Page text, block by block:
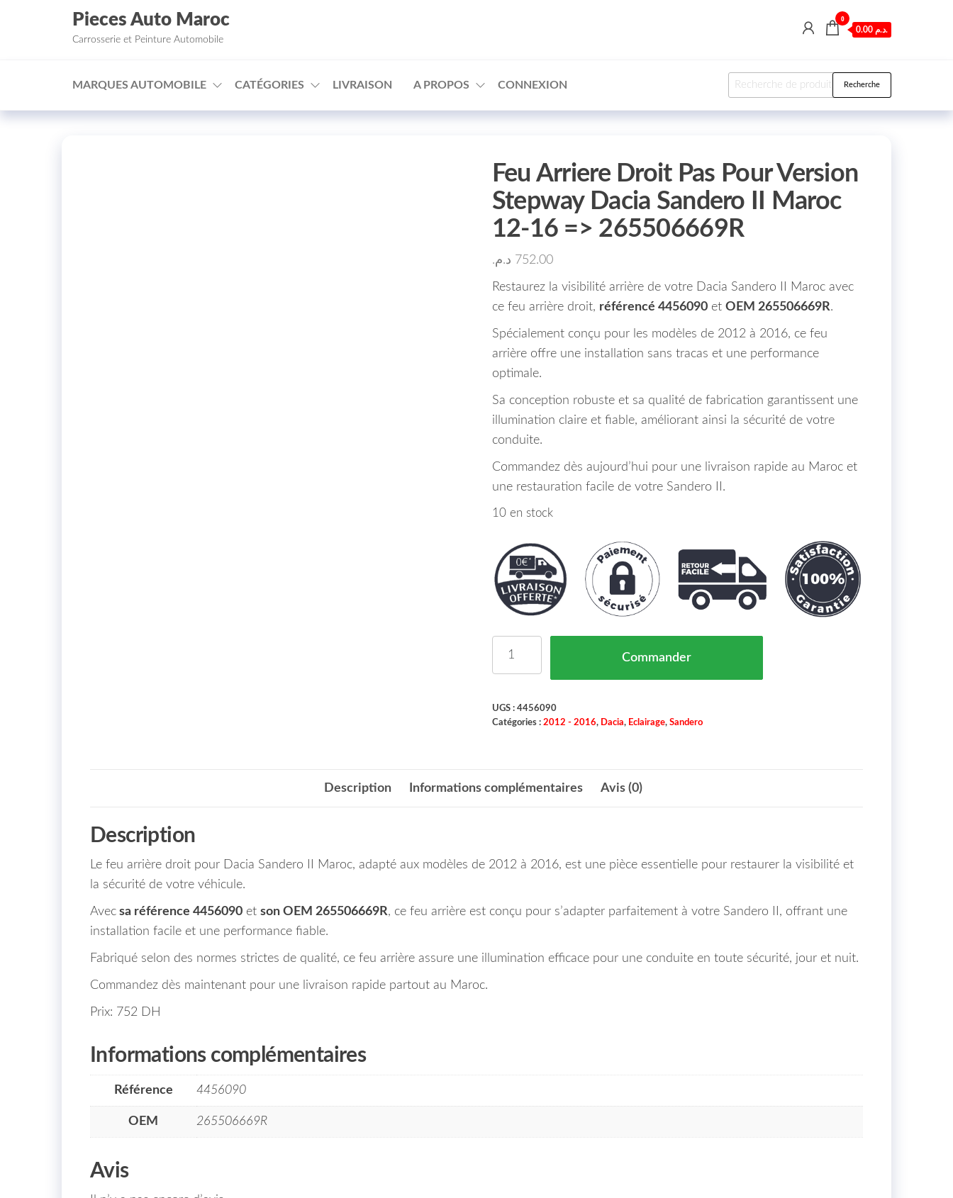
□
Aller au contenu
Pieces Auto Maroc
Carrosserie et Peinture Automobile
0
0.00 د.م.
MARQUES AUTOMOBILE CATÉGORIES LIVRAISON A PROPOS CONNEXION Recherche pour : Recherche
Feu Arriere Droit Pas Pour Version
Stepway Dacia Sandero II Maroc
12-16 => 265506669R
752.00 د.م.
Restaurez la visibilité arrière de votre Dacia Sandero II Maroc avec
ce feu arrière droit, référencé 4456090et OEM 265506669R.
Spécialement conçu pour les modèles de 2012 à 2016, ce feu
arrière offre une installation sans tracas et une performance
optimale.
Sa conception robuste et sa qualité de fabrication garantissent une
illumination claire et fiable, améliorant ainsi la sécurité de votre
conduite.
Commandez dès aujourd’hui pour une livraison rapide au Maroc et
une restauration facile de votre Sandero II.
10 en stock
Commander
UGS : 4456090
Catégories : 2012 - 2016, Dacia, Eclairage, Sandero
Description Informations complémentaires Avis (0)
Description
Le feu arrière droit pour Dacia Sandero II Maroc, adapté aux modèles de 2012 à 2016, est une pièce essentielle pour restaurer la visibilité et
la sécurité de votre véhicule.
Avec sa référence 4456090 et son OEM 265506669R, ce feu arrière est conçu pour s’adapter parfaitement à votre Sandero II, offrant une
installation facile et une performance fiable.
Fabriqué selon des normes strictes de qualité, ce feu arrière assure une illumination efficace pour une conduite en toute sécurité, jour et nuit.
Commandez dès maintenant pour une livraison rapide partout au Maroc.
Prix: 752 DH
Informations complémentaires
Référence 4456090
OEM 265506669R
Avis